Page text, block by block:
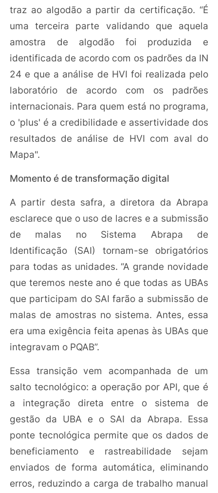
traz ao algodão a partir da certificação. “É
uma terceira parte validando que aquela
amostra de algodão foi produzida e
identificada de acordo com os padrões da IN
24 e que a análise de HVI foi realizada pelo
laboratório de acordo com os padrões
internacionais. Para quem está no programa,
o 'plus' é a credibilidade e assertividade dos
resultados de análise de HVI com aval do
Mapa".
Momento é de transformação digital
A partir desta safra, a diretora da Abrapa
esclarece que o uso de lacres e a submissão
de malas no Sistema Abrapa de
Identificação (SAI) tornam-se obrigatórios
para todas as unidades. “A grande novidade
que teremos neste ano é que todas as UBAs
que participam do SAI farão a submissão de
malas de amostras no sistema. Antes, essa
era uma exigência feita apenas às UBAs que
integravam o PQAB”.
Essa transição vem acompanhada de um
salto tecnológico: a operação por API, que é
a integração direta entre o sistema de
gestão da UBA e o SAI da Abrapa. Essa
ponte tecnológica permite que os dados de
beneficiamento e rastreabilidade sejam
enviados de forma automática, eliminando
erros, reduzindo a carga de trabalho manual